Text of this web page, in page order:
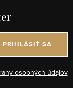
osobných údajov
PRIHLÁSIŤ SA